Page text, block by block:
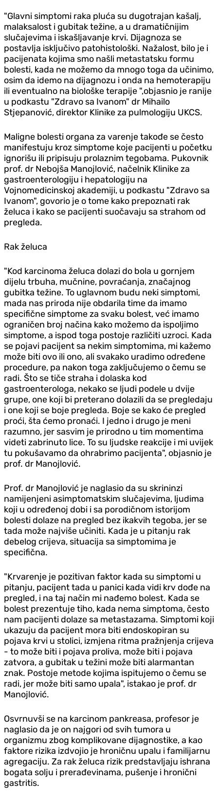
"Glavni simptomi raka pluća su dugotrajan kašalj,
malaksalost i gubitak težine, a u dramatičnijim
slučajevima i iskašljavanje krvi. Dijagnoza se
postavlja isključivo patohistološki. Nažalost, bilo je i
pacijenata kojima smo našli metastatsku formu
bolesti, kada ne možemo da mnogo toga da učinimo,
osim da idemo na dijagnozu i onda na hemoterapiju
ili eventualno na biološke terapije ",objasnio je ranije
u podkastu "Zdravo sa Ivanom" dr Mihailo
Stjepanović, direktor Klinike za pulmologiju UKCS.
Maligne bolesti organa za varenje takođe se često
manifestuju kroz simptome koje pacijenti u početku
ignorišu ili pripisuju prolaznim tegobama. Pukovnik
prof. dr Nebojša Manojlović, načelnik Klinike za
gastroenterologiju i hepatologiju na
Vojnomedicinskoj akademiji, u podkastu "Zdravo sa
Ivanom", govorio je o tome kako prepoznati rak
želuca i kako se pacijenti suočavaju sa strahom od
pregleda.
Rak želuca
"Kod karcinoma želuca dolazi do bola u gornjem
dijelu trbuha, mučnine, povraćanja, značajnog
gubitka težine. To uglavnom budu neki simptomi,
mada nas priroda nije obdarila time da imamo
specifične simptome za svaku bolest, već imamo
ograničen broj načina kako možemo da ispoljimo
simptome, a ispod toga postoje različiti uzroci. Kada
se pojavi pacijent sa nekim simptomima, mi kažemo
može biti ovo ili ono, ali svakako uradimo određene
procedure, pa nakon toga zaključujemo o čemu se
radi. Što se tiče straha i dolaska kod
gastroenterologa, nekako se ljudi podele u dvije
grupe, one koji bi preterano dolazili da se pregledaju
i one koji se boje pregleda. Boje se kako će pregled
proći, šta ćemo pronaći. I jedno i drugo je meni
razumno, jer sasvim je prirodno u tim momentima
videti zabrinuto lice. To su ljudske reakcije i mi uvijek
tu pokušavamo da ohrabrimo pacijenta", objasnio je
prof. dr Manojlović.
Prof. dr Manojlović je naglasio da su skrininzi
namijenjeni asimptomatskim slučajevima, ljudima
koji u određenoj dobi i sa porodičnom istorijom
bolesti dolaze na pregled bez ikakvih tegoba, jer se
tada može najviše učiniti. Kada je u pitanju rak
debelog crijeva, situacija sa simptomima je
specifična.
"Krvarenje je pozitivan faktor kada su simptomi u
pitanju, pacijent tada u panici kada vidi krv dođe na
pregled, i na taj način mi nađemo bolest. Kada se
bolest prezentuje tiho, kada nema simptoma, često
nam pacijenti dolaze sa metastazama. Simptomi koji
ukazuju da pacijent mora biti endoskopiran su
pojava krvi u stolici, izmjena ritma pražnjenja crijeva
- to može biti i pojava proliva, može biti i pojava
zatvora, a gubitak u težini može biti alarmantan
znak. Postoje metode kojima ispitujemo o čemu se
radi, jer može biti samo upala", istakao je prof. dr
Manojlović.
Osvrnuvši se na karcinom pankreasa, profesor je
naglasio da je on najgori od svih tumora u
organizmu zbog komplikovane dijagnostike, a kao
faktore rizika izdvojio je hroničnu upalu i familijarnu
agregaciju. Za rak želuca rizik predstavljaju ishrana
bogata solju i prerađevinama, pušenje i hronični
gastritis.